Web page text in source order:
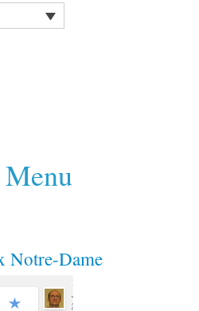
Menu
Notre-Dame